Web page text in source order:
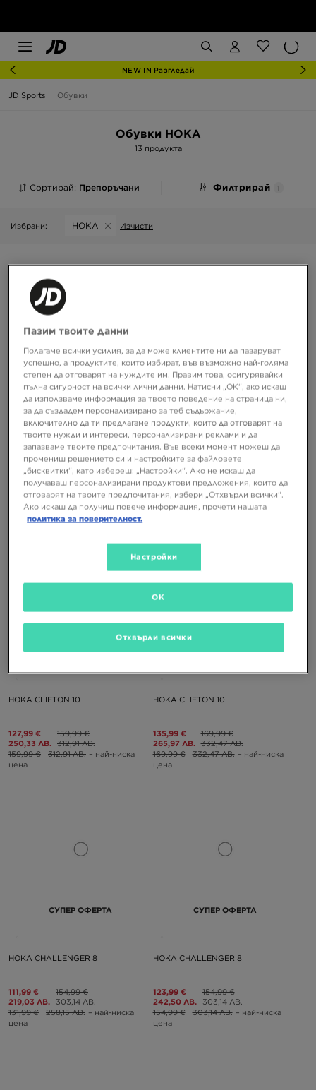
NEW IN Разгледай
JD Sports Обувки
Обувки HOKA
13 продукта
Сортирай: Препоръчани Филтрирай 1
Избрани: HOKA Изчисти
СУПЕР ОФЕРТА
HOKA BONDI 9
143,99 €
281,62 ЛВ.
179,99 €
352,03 ЛВ.
179,99 €
352,03 ЛВ. – най-ниска
цена
СУПЕР ОФЕРТА
HOKA BONDI 9
143,99 €
281,62 ЛВ.
179,99 €
352,03 ЛВ.
179,99 €
352,03 ЛВ. – най-ниска
цена
СУПЕР ОФЕРТА
HOKA CLIFTON 10
127,99 €
250,33 ЛВ.
159,99 €
312,91 ЛВ.
159,99 €
312,91 ЛВ. – най-ниска
цена
СУПЕР ОФЕРТА
HOKA CLIFTON 10
135,99 €
265,97 ЛВ.
169,99 €
332,47 ЛВ.
169,99 €
332,47 ЛВ. – най-ниска
цена
СУПЕР ОФЕРТА
HOKA CHALLENGER 8
111,99 €
219,03 ЛВ.
154,99 €
303,14 ЛВ.
131,99 €
258,15 ЛВ. – най-ниска
цена
СУПЕР ОФЕРТА
HOKA CHALLENGER 8
123,99 €
242,50 ЛВ.
154,99 €
303,14 ЛВ.
154,99 €
303,14 ЛВ. – най-ниска
цена
Пазим твоите данни
Полагаме всички усилия, за да може клиентите ни да пазаруват
успешно, а продуктите, които избират, във възможно най-голяма
степен да отговарят на нуждите им. Правим това, осигурявайки
пълна сигурност на всички лични данни. Натисни „ОК“, ако искаш
да използваме информация за твоето поведение на страница ни,
за да създадем персонализирано за теб съдържание,
включително да ти предлагаме продукти, които да отговарят на
твоите нужди и интереси, персонализирани реклами и да
запазваме твоите предпочитания. Във всеки момент можеш да
промениш решението си и настройките за файловете
„бисквитки“, като избереш: „Настройки“. Ако не искаш да
получаваш персонализирани продуктови предложения, които да
отговарят на твоите предпочитания, избери „Отхвърли всички“.
Ако искаш да получиш повече информация, прочети нашата
политика за поверителност.
Настройки
Отхвърли всички
OK